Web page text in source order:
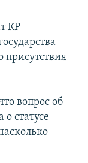
КР
присутствия
вопрос об
статусе